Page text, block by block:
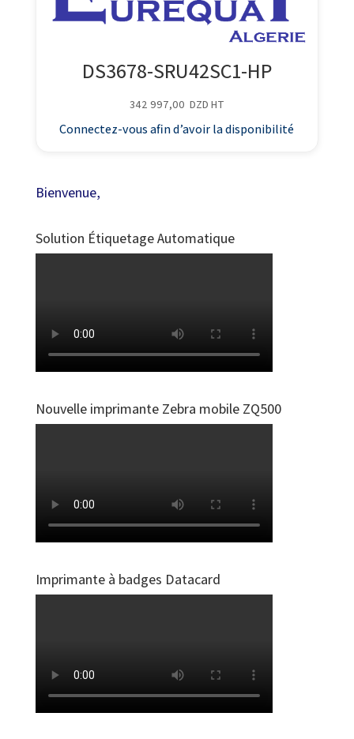
DS3678-SRU42SC1-HP
342 997,00 DZD HT
Connectez-vous afin d’avoir la disponibilité
Bienvenue,
Solution Étiquetage Automatique
Nouvelle imprimante Zebra mobile ZQ500
Imprimante à badges Datacard